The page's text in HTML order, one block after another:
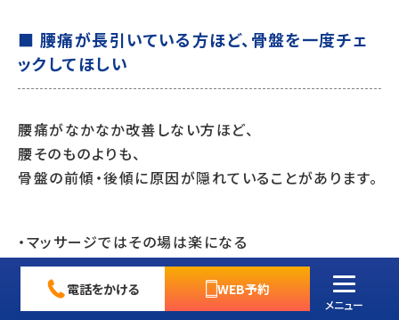
■ 腰痛が長引いている方ほど、骨盤を一度チェ
ックしてほしい
腰痛がなかなか改善しない方ほど、
腰そのものよりも、
骨盤の前傾・後傾に原因が隠れていることがあります。
・マッサージではその場は楽になる
・湿布やストレッチでは変化が続かない
・同じ腰痛を何度も繰り返している
電話をかける WEB予約
メニュー